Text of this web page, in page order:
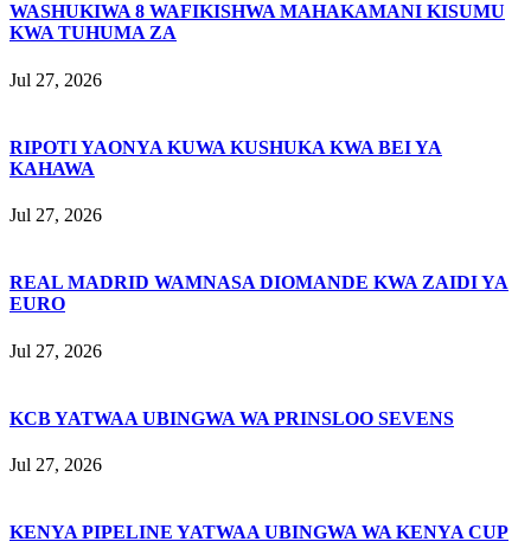
WASHUKIWA 8 WAFIKISHWA MAHAKAMANI KISUMU
KWA TUHUMA ZA
Jul 27, 2026
RIPOTI YAONYA KUWA KUSHUKA KWA BEI YA
KAHAWA
Jul 27, 2026
REAL MADRID WAMNASA DIOMANDE KWA ZAIDI YA
EURO
Jul 27, 2026
KCB YATWAA UBINGWA WA PRINSLOO SEVENS
Jul 27, 2026
KENYA PIPELINE YATWAA UBINGWA WA KENYA CUP